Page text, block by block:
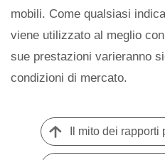
mobili. Come qualsiasi
viene utilizzato al meglio
sue prestazioni varieranno
condizioni di mercato.
Il mito dei